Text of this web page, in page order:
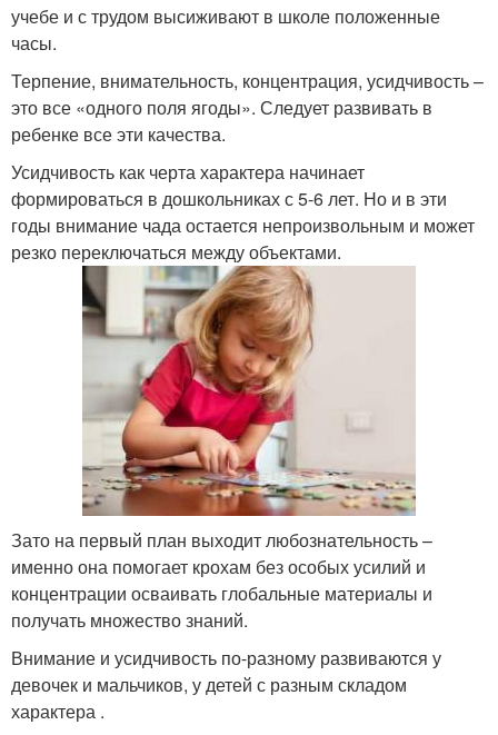
учебе и с трудом высиживают в школе положенные
часы.
Терпение, внимательность, концентрация, усидчивость –
это все «одного поля ягоды». Следует развивать в
ребенке все эти качества.
Усидчивость как черта характера начинает
формироваться в дошкольниках с 5-6 лет. Но и в эти
годы внимание чада остается непроизвольным и может
резко переключаться между объектами.
Зато на первый план выходит любознательность –
именно она помогает крохам без особых усилий и
концентрации осваивать глобальные материалы и
получать множество знаний.
Внимание и усидчивость по-разному развиваются у
девочек и мальчиков, у детей с разным складом
характера .